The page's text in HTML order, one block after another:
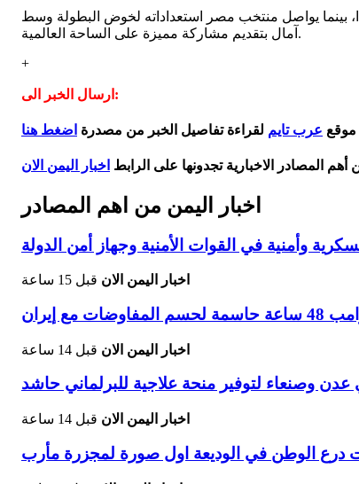
بينما يواصل منتخب مصر استعداداته لخوض البطولة وسط
آمال بتقديم مشاركة مميزة على الساحة العالمية.
+
ارسال الخبر الى:
موقع عرب تايم لقراءة تفاصيل الخبر من مصدرة اضغط هنا
أهم المصادر الاخبارية تجدونها على الرابط اخبار اليمن الان
اخبار اليمن من اهم المصادر
وأمنية في القوات الأمنية وجهاز أمن الدولة
اخبار اليمن الان قبل 15 ساعة
لحسم المفاوضات مع إيران
اخبار اليمن الان قبل 14 ساعة
وصنعاء لتوفير منحة علاجية للبرلماني حاشد
اخبار اليمن الان قبل 14 ساعة
درع الوطن في الوديعة اول صورة لمجزرة مأرب